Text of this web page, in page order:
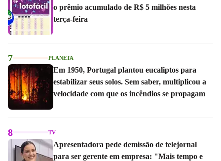
o prêmio acumulado de R$ 5 milhões nesta
terça-feira
7 PLANETA
Em 1950, Portugal plantou eucaliptos para
estabilizar seus solos. Sem saber, multiplicou a
velocidade com que os incêndios se propagam
8 TV
Apresentadora pede demissão de telejornal
para ser gerente em empresa: "Mais tempo e